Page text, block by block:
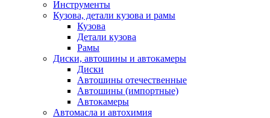
Инструменты
Кузова, детали кузова и рамы
Кузова
Детали кузова
Рамы
Диски, автошины и автокамеры
Диски
Автошины отечественные
Автошины (импортные)
Автокамеры
Автомасла и автохимия